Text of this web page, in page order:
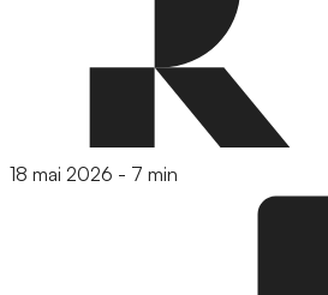
18 mai 2026 - 7 min